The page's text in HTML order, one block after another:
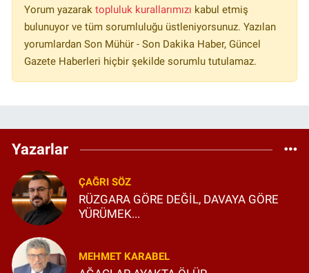
Yorum yazarak topluluk kurallarımızı kabul etmiş
bulunuyor ve tüm sorumluluğu üstleniyorsunuz. Yazılan
yorumlardan Son Mühür - Son Dakika Haber, Güncel
Gazete Haberleri hiçbir şekilde sorumlu tutulamaz.
Yazarlar
ÇAĞRI SÖZ
RÜZGARA GÖRE DEĞİL, DAVAYA GÖRE
YÜRÜMEK...
MEHMET KARABEL